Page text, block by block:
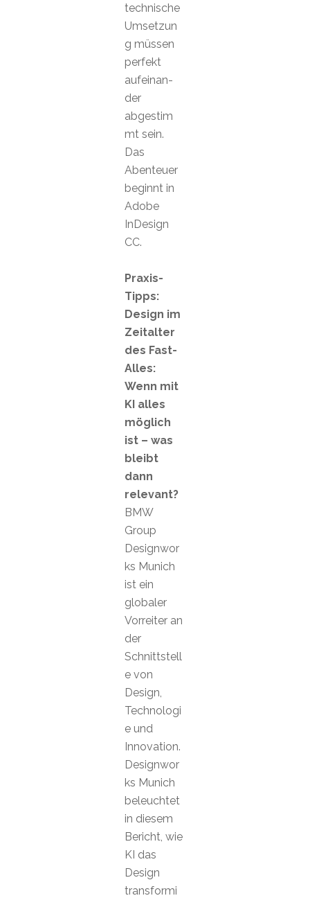
technische
Umsetzun
g müssen
perfekt
aufeinan-
der
abgestim
mt sein.
Das
Abenteuer
beginnt in
Adobe
InDesign
CC.
Praxis-
Tipps:
Design im
Zeitalter
des Fast-
Alles:
Wenn mit
KI alles
möglich
ist – was
bleibt
dann
relevant?
BMW
Group
Designwor
ks Munich
ist ein
globaler
Vorreiter an
der
Schnittstell
e von
Design,
Technologi
e und
Innovation.
Designwor
ks Munich
beleuchtet
in diesem
Bericht, wie
KI das
Design
transformi